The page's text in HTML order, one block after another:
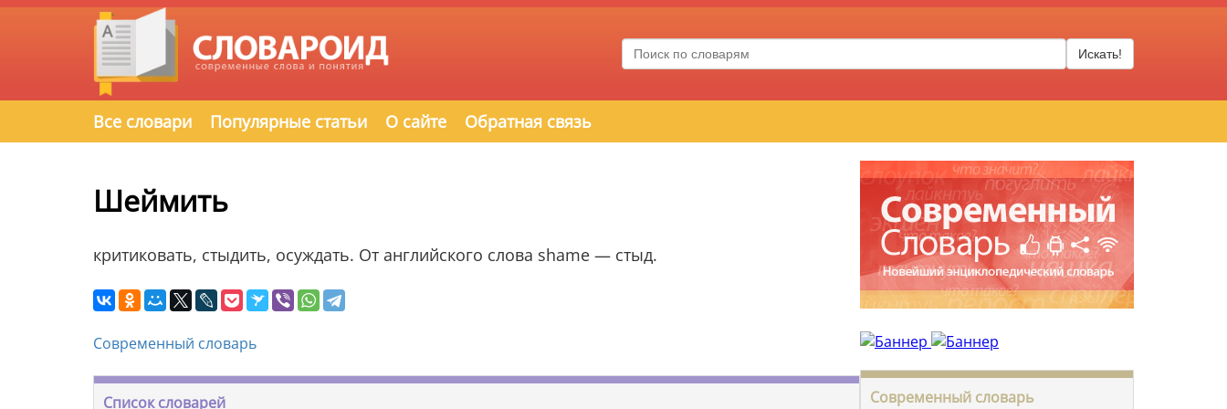
Искать!
Все словари Популярные статьи О сайте Обратная связь
Шеймить
критиковать, стыдить, осуждать. От английского слова shame — стыд.
Современный словарь
Список словарей Современный словарь